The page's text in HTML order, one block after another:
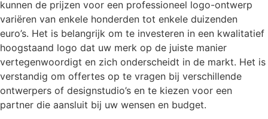
kunnen de prijzen voor een professioneel logo-ontwerp
variëren van enkele honderden tot enkele duizenden
euro’s. Het is belangrijk om te investeren in een kwalitatief
hoogstaand logo dat uw merk op de juiste manier
vertegenwoordigt en zich onderscheidt in de markt. Het is
verstandig om offertes op te vragen bij verschillende
ontwerpers of designstudio’s en te kiezen voor een
partner die aansluit bij uw wensen en budget.